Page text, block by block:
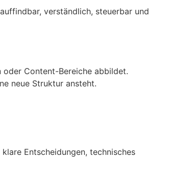
verständlich, steuerbar und
oder Content-Bereiche abbildet.
neue Struktur ansteht.
Entscheidungen, technisches